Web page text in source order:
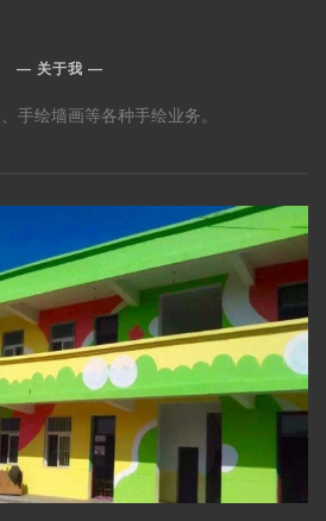
关于我
手绘墙画等各种手绘业务。